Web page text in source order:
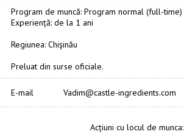
Program de muncă: Program normal (full-time)
Experiență: de la 1 ani
Regiunea: Chişinău
Preluat din surse oficiale.
E-mail Vadim@castle-ingredients.com
Acțiuni cu locul de munca: